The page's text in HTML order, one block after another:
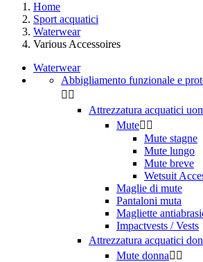
Home
Sport acquatici
Waterwear
Various Accessoires
Waterwear
Abbigliamento funzionale e
 
Attrezzatura acquatici
Mute 
Mute stagne
Mute lungo
Mute breve
Wetsuit
Maglie di mute
Pantaloni muta
Magliette
Impactvests / Vests
Attrezzatura acquatici
Mute donna 